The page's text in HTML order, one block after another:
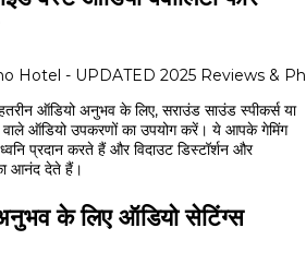
ऑडियो अनुभव के लिए, सराउंड साउंड स्पीकर्स या
ऑडियो उपकरणों का उपयोग करें। ये आपके गेमिंग
प्रदान करते हैं और विदाउट डिस्टॉर्शन और
आनंद देते हैं।
के लिए ऑडियो सेटिंग्स